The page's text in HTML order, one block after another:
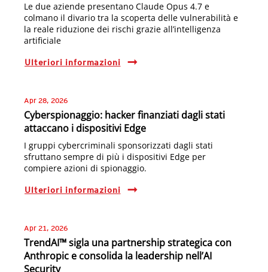
Le due aziende presentano Claude Opus 4.7 e
colmano il divario tra la scoperta delle vulnerabilità e
la reale riduzione dei rischi grazie all’intelligenza
artificiale
Ulteriori informazioni
Apr 28, 2026
Cyberspionaggio: hacker finanziati dagli stati
attaccano i dispositivi Edge
I gruppi cybercriminali sponsorizzati dagli stati
sfruttano sempre di più i dispositivi Edge per
compiere azioni di spionaggio.
Ulteriori informazioni
Apr 21, 2026
TrendAI™ sigla una partnership strategica con
Anthropic e consolida la leadership nell’AI
Security